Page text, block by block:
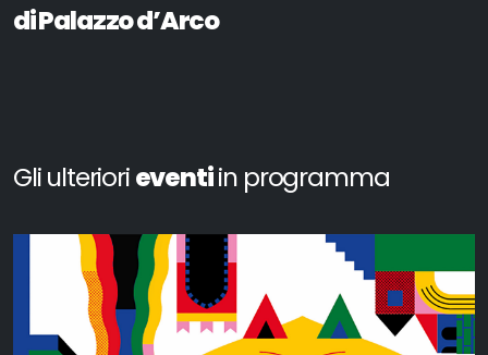
di Palazzo d’Arco
Gli ulteriorieventiin programma